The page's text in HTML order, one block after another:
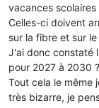
Topic complet
MQTT Topic de
MQTT No Retain
ESP
Chip Id
Flash Chip Id
Taille
flash
Flash
vacances
Celles-ci doivent
sur la fibre et sur
J'ai donc constaté
pour 2027 à 2030
Tout cela le même
très bizarre, je